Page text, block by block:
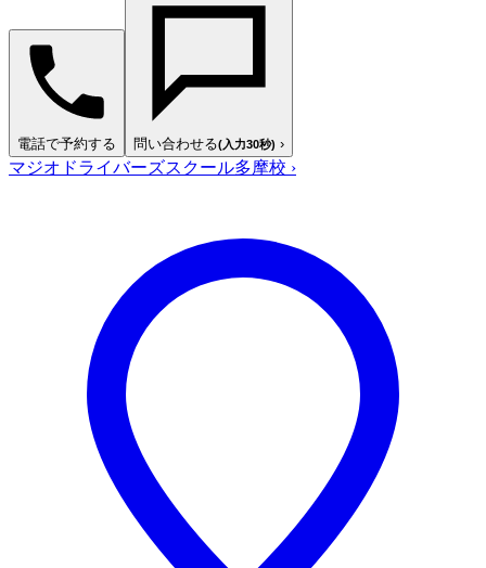
電話で予約する 問い合わせる(入力30秒) ›
マジオドライバーズスクール多摩校 ›